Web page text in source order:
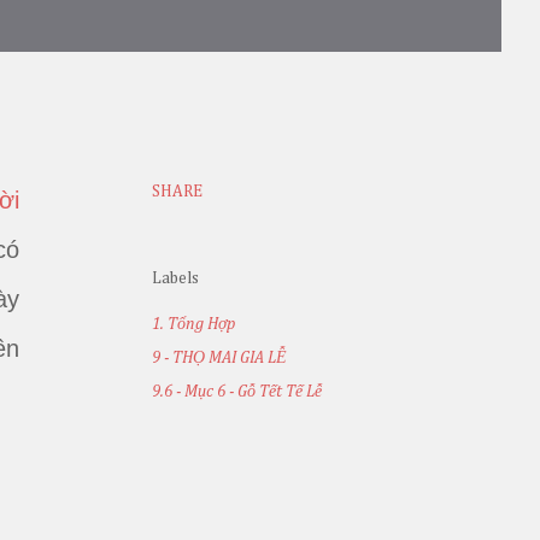
SHARE
Labels
1. Tổng Hợp
9 - THỌ MAI GIA LỄ
9.6 - Mục 6 - Gỗ Tết Tế Lễ